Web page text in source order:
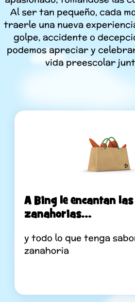
Al ser tan pequeño, cada
traerle una nueva
golpe, accidente o
podemos apreciar y
vida preescolar
A Bing le encantan las
zanahorias...
y todo lo que tenga
zanahoria